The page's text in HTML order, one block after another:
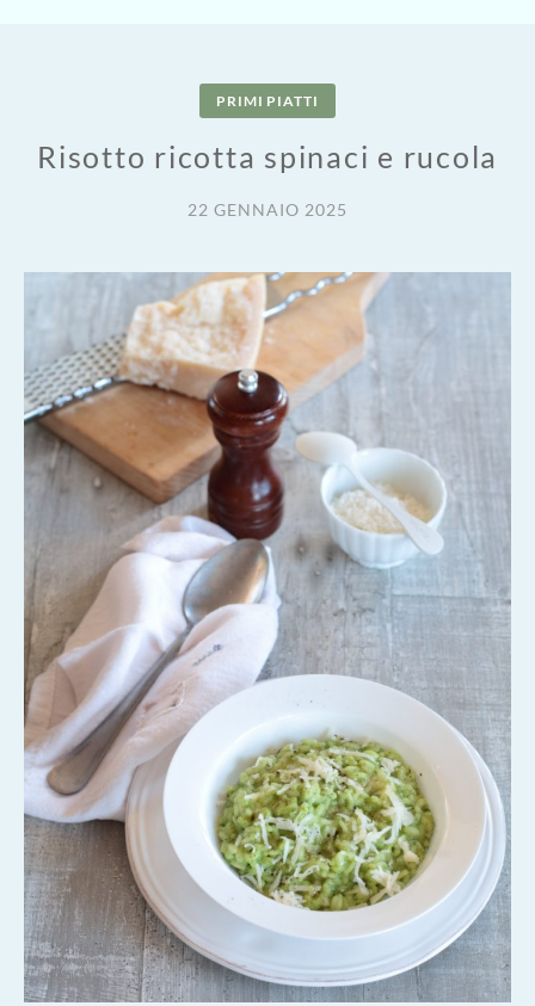
PRIMI PIATTI
Risotto ricotta spinaci e rucola
22 GENNAIO 2025